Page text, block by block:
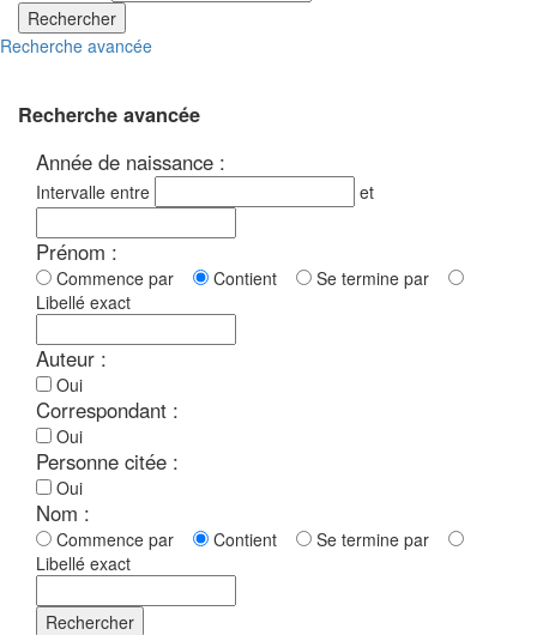
Rechercher
Recherche avancée
Recherche avancée
Année de naissance :
Intervalle entre et
Prénom :
Commence par Contient
Se termine par
Libellé exact
Auteur :
Oui
Correspondant :
Oui
Personne citée :
Oui
Nom :
Commence par Contient
Se termine par
Libellé exact
Rechercher